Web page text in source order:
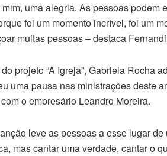
uma alegria. As pessoas podem
foi um momento incrível, foi um
muitas pessoas – destaca
projeto “A Igreja”, Gabriela Rocha
uma pausa nas ministrações deste
o empresário Leandro Moreira.
leve as pessoas a esse lugar
mas cantar uma verdade, cantar o